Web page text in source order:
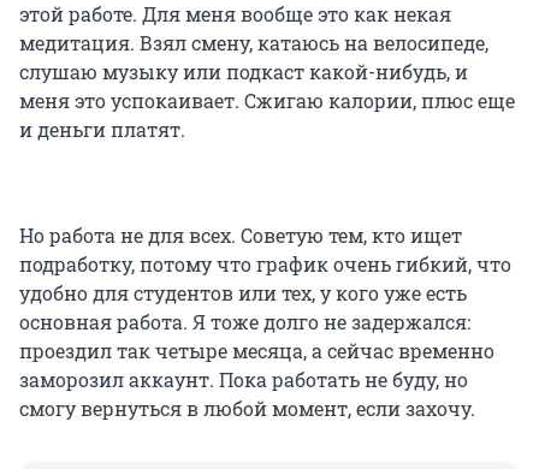
этой работе. Для меня вообще это как некая
медитация. Взял смену, катаюсь на велосипеде,
слушаю музыку или подкаст какой-нибудь, и
меня это успокаивает. Сжигаю калории, плюс еще
и деньги платят.
Но работа не для всех. Советую тем, кто ищет
подработку, потому что график очень гибкий, что
удобно для студентов или тех, у кого уже есть
основная работа. Я тоже долго не задержался:
проездил так четыре месяца, а сейчас временно
заморозил аккаунт. Пока работать не буду, но
смогу вернуться в любой момент, если захочу.